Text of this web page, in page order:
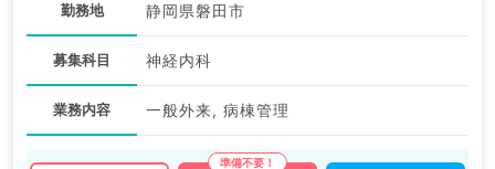
勤務地 静岡県磐田市
募集科目 神経内科
業務内容 一般外来, 病棟管理